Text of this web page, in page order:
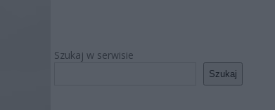
Szukaj w serwisie
Szukaj